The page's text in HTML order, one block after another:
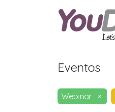
Eventos
Webinar ×